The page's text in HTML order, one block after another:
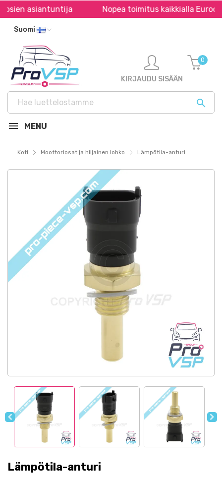
asiantuntija Nopea toimitus kaikkialla
Suomi

KIRJAUDU SISÄÄN
0
MENU
Koti Moottoriosat ja hiljainen lohko Lämpötila-anturi
Lämpötila-anturi